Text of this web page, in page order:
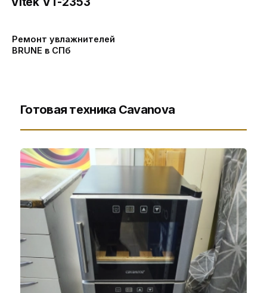
Ремонт увлажнителей
BRUNE в СПб
Готовая техника Cavanova